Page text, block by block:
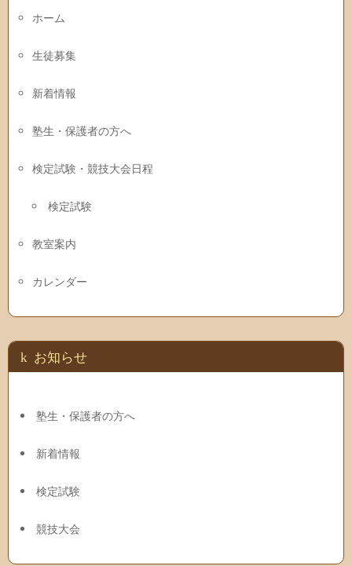
ホーム
生徒募集
新着情報
塾生・保護者の方へ
検定試験・競技大会日程
検定試験
教室案内
カレンダー
お知らせ
塾生・保護者の方へ
新着情報
検定試験
競技大会